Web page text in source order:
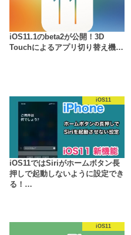
iOS11.1のbeta2が公開！3D
Touchによるアプリ切り替え機…
iOS11
iOS11ではSiriがホームボタン長
押しで起動しないように設定でき
る！…
iOS11